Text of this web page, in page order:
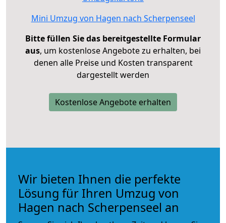
Mini Umzug von Hagen nach Scherpenseel
Bitte füllen Sie das bereitgestellte Formular
aus, um kostenlose Angebote zu erhalten, bei
denen alle Preise und Kosten transparent
dargestellt werden
Kostenlose Angebote erhalten
Wir bieten Ihnen die perfekte
Lösung für Ihren Umzug von
Hagen nach Scherpenseel an